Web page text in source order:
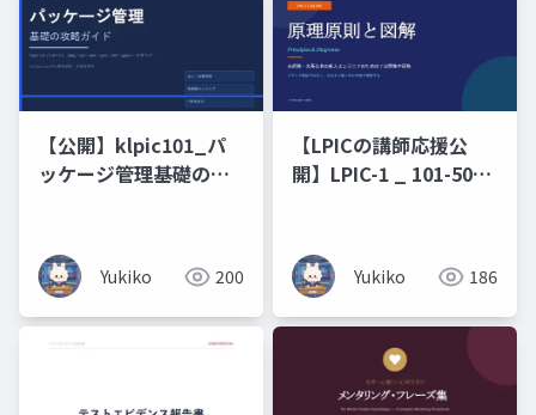
【公開】klpic101_パ
ッケージ管理基礎の攻
Yukiko 200
【LPICの講師応援公
開】LPIC-1 _ 101-500
ンジニアのための 7 日
間集中研修）コマンド
暗記ではなく、なぜそ
う動くのかを図で理解
Yukiko 186